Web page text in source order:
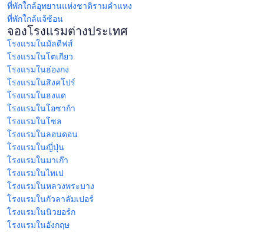
ที่พักใกล้อุทยานแห่งชาติรามคําแหง
ที่พักใกล้แจ้ซ้อน
จองโรงแรมต่างประเทศ
โรงแรมในมัลดีฟส์
โรงแรมในโตเกียว
โรงแรมในฮ่องกง
โรงแรมในสิงคโปร์
โรงแรมในฮงแด
โรงแรมในโอซาก้า
โรงแรมในโซล
โรงแรมในลอนดอน
โรงแรมในญี่ปุ่น
โรงแรมในมาเก๊า
โรงแรมในไทเป
โรงแรมในหลวงพระบาง
โรงแรมในกัวลาลัมเปอร์
โรงแรมในนิวยอร์ก
โรงแรมในอังกฤษ